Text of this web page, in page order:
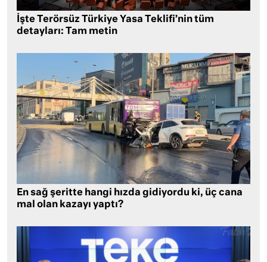
İşte Terörsüz Türkiye Yasa Teklifi’nin tüm
detayları: Tam metin
En sağ şeritte hangi hızda gidiyordu ki, üç cana
mal olan kazayı yaptı?